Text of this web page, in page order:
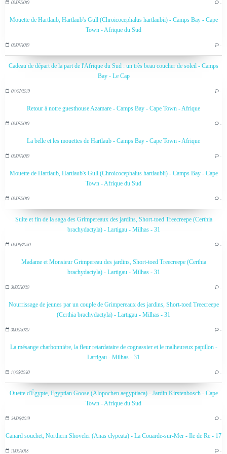
03/07/2019 …
Mouette de Hartlaub, Hartlaub's Gull (Chroicocephalus hartlaubii) - Camps Bay - Cape
Town - Afrique du Sud
03/07/2019 …
Cadeau de départ de la part de l'Afrique du Sud : un très beau coucher de soleil - Camps
Bay - Le Cap
04/07/2019 …
Retour à notre guesthouse Azamare - Camps Bay - Cape Town - Afrique
03/07/2019 …
La belle et les mouettes de Hartlaub - Camps Bay - Cape Town - Afrique
03/07/2019 …
Mouette de Hartlaub, Hartlaub's Gull (Chroicocephalus hartlaubii) - Camps Bay - Cape
Town - Afrique du Sud
03/07/2019 …
Suite et fin de la saga des Grimpereaux des jardins, Short-toed Treecreepe (Certhia
brachydactyla) - Lartigau - Milhas - 31
03/06/2020 …
Madame et Monsieur Grimpereau des jardins, Short-toed Treecreepe (Certhia
brachydactyla) - Lartigau - Milhas - 31
31/05/2020 …
Nourrissage de jeunes par un couple de Grimpereaux des jardins, Short-toed Treecreepe
(Certhia brachydactyla) - Lartigau - Milhas - 31
31/05/2020 …
La mésange charbonnière, la fleur retardataire de cognassier et le malheureux papillon -
Lartigau - Milhas - 31
14/05/2020 …
Ouette d'Égypte, Egyptian Goose (Alopochen aegyptiaca) - Jardin Kirstenbosch - Cape
Town - Afrique du Sud
24/06/2019 …
Canard souchet, Northern Shoveler (Anas clypeata) - La Couarde-sur-Mer - Ile de Re - 17
11/03/2018 …